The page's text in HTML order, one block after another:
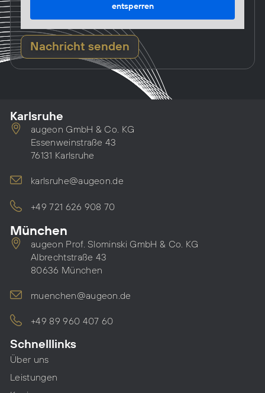
entsperren
Nachricht senden
Karlsruhe
augeon GmbH & Co. KG
Essenweinstraße 43
76131 Karlsruhe
karlsruhe@augeon.de
+49 721 626 908 70
München
augeon Prof. Slominski GmbH & Co. KG
Albrechtstraße 43
80636 München
muenchen@augeon.de
+49 89 960 407 60
Schnelllinks
Über uns
Leistungen